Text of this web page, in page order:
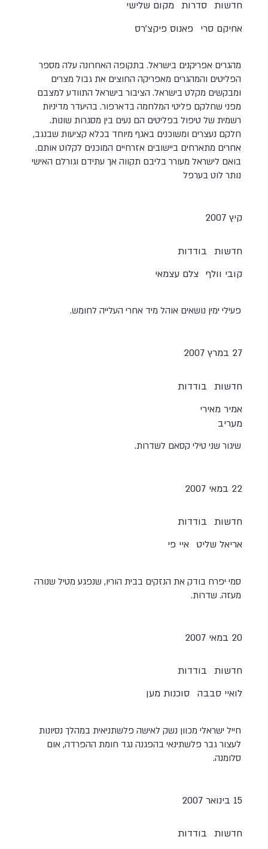
מקום שלישי סדרות חדשות
פאנוס פיקצ'רס אחיקם סרי
מהגרים אפריקנים בישראל. בתקופה האחרונה עלה מספר
הפליטים והמהגרים מאפריקה החוצים את גבול מצרים
ומבקשים מקלט בישראל. הציבור בישראל התוודע למצבם
מפני שחלקם פליטי המלחמה בדארפור. בהיעדר מדיניות
רשמית של טיפול בפליטים הם נעים בין מסגרות שונות.
חלקם נעצרים ומשוכנים באגף מיוחד בכלא קציעות שבנגב,
אחרים מתארחים ביישובים אזרחיים המוכנים לקלוט אותם.
בואם לישראל מעורר בליבם תקווה אך עתידם וגורלם האישי
נותר לוט בערפל
קיץ 2007
בודדות חדשות
צלם עצמאי קובי וולף
פעילי ימין נושאים אוהל מיד אחרי העלייה לחומש.
27 במרץ 2007
בודדות חדשות
אמיר מאירי
מעריב
שיגור שני טילי קסאם לשדרות.
22 במאי 2007
בודדות חדשות
איי פי אריאל שליט
סמי יפרח בודק את הנזקים בבית הוריו, שנפגע מטיל שנורה
מעזה. שדרות.
20 במאי 2007
בודדות חדשות
סוכנות מען לואיי סבבה
חייל ישראלי מכוון נשק לאישה פלשתניאית במהלך נסיונות
לעצור גבר פלשתינאי בהפגנה נגד חומת ההפרדה, אום
סלומנה.
15 בינואר 2007
בודדות חדשות